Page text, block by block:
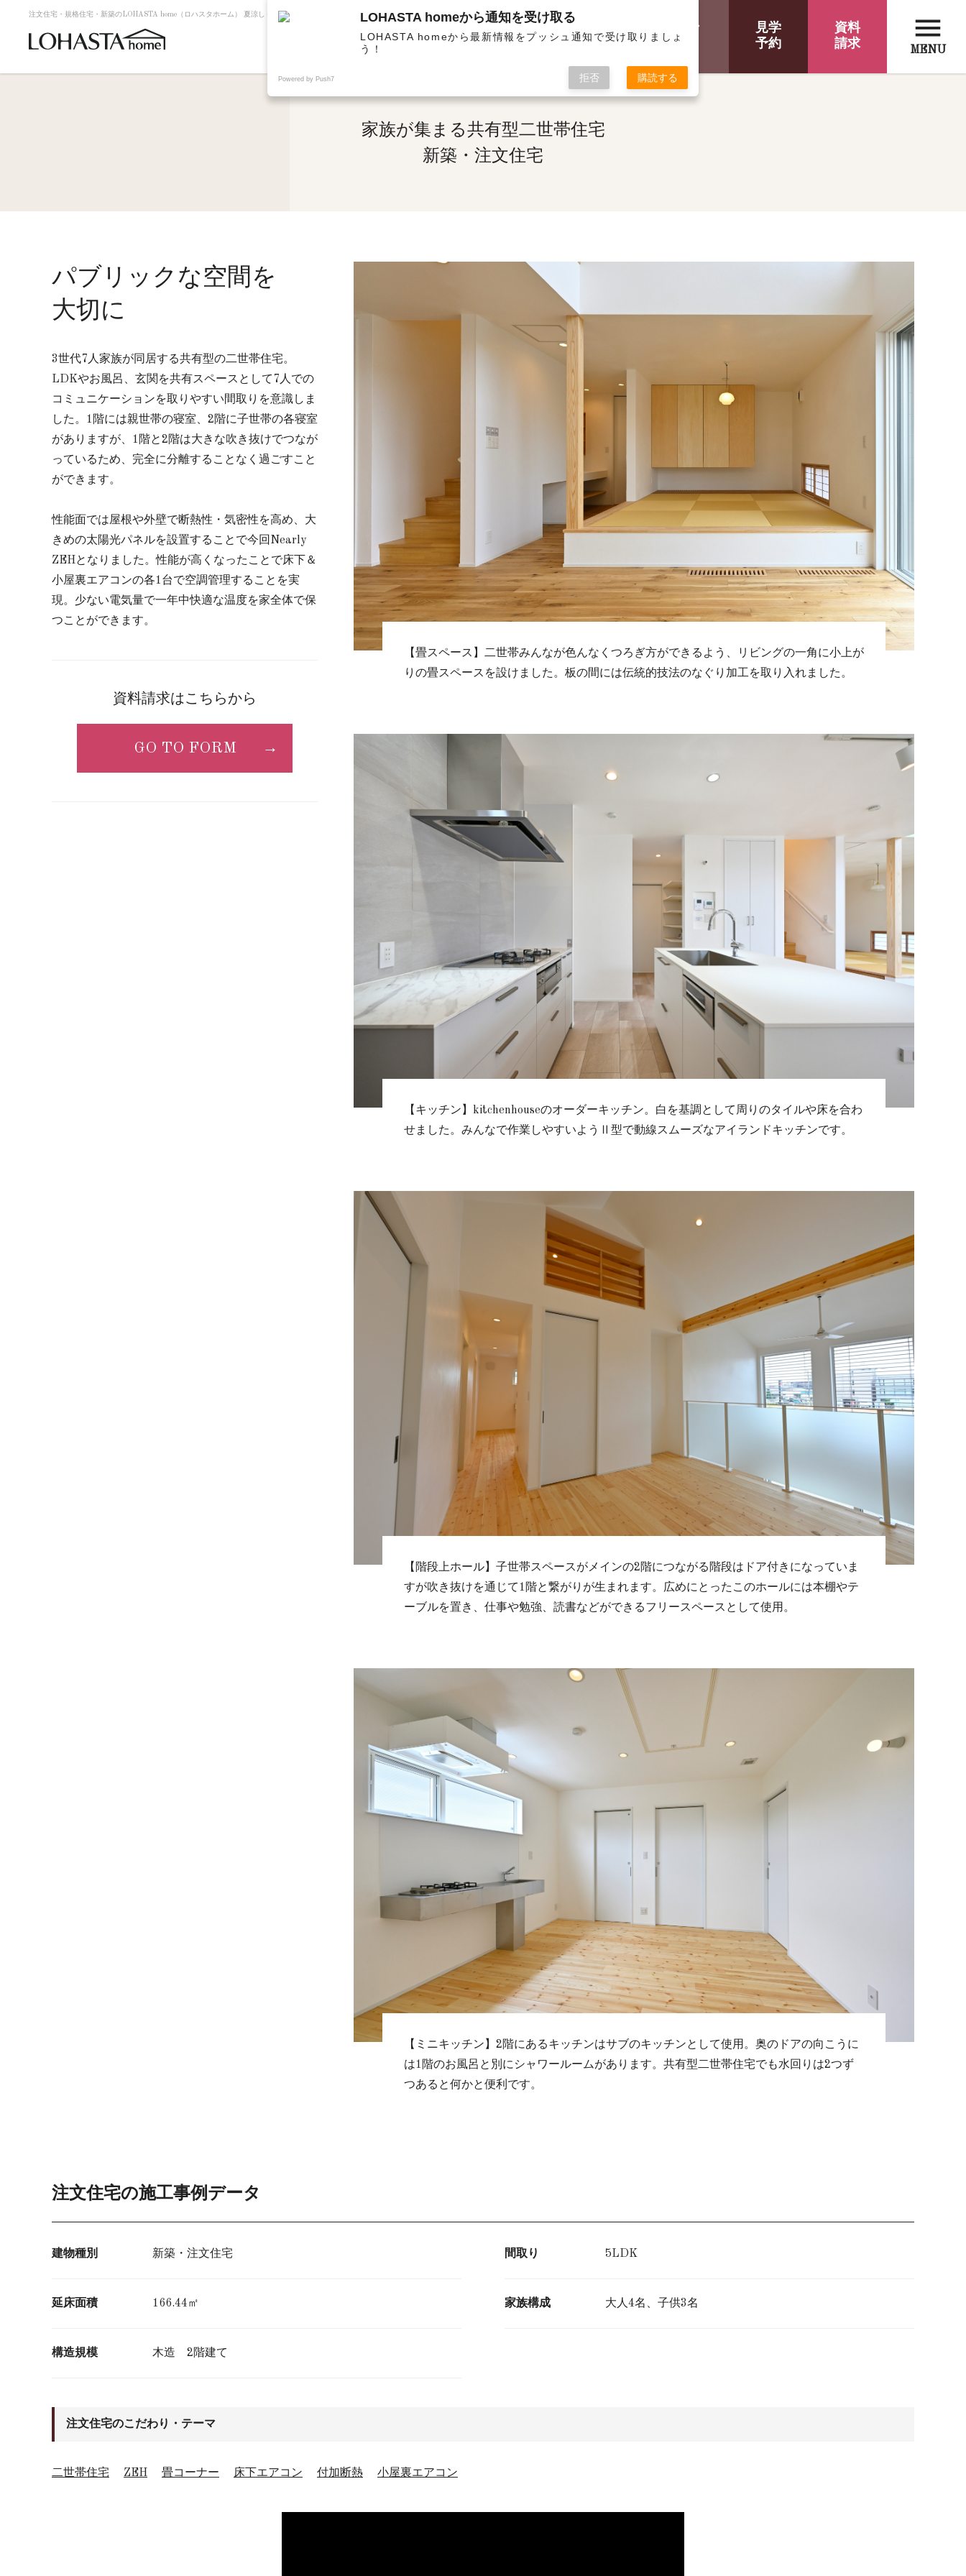
注文住宅・規格住宅・新築のLOHASTA home（ロハスタホーム） 夏涼しく冬暖かい高断熱・高気密の高性能住宅 | 家族が集まる共有型二世帯住宅
オンライン
相談
見学
予約
資料
請求
menu
MENU
家族が集まる共有型二世帯住宅
新築・注文住宅
パブリックな空間を
大切に
3世代7人家族が同居する共有型の二世帯住宅。
LDKやお風呂、玄関を共有スペースとして7人での
コミュニケーションを取りやすい間取りを意識しま
した。1階には親世帯の寝室、2階に子世帯の各寝室
がありますが、1階と2階は大きな吹き抜けでつなが
っているため、完全に分離することなく過ごすこと
ができます。
性能面では屋根や外壁で断熱性・気密性を高め、大
きめの太陽光パネルを設置することで今回Nearly
ZEHとなりました。性能が高くなったことで床下＆
小屋裏エアコンの各1台で空調管理することを実
現。少ない電気量で一年中快適な温度を家全体で保
つことができます。
資料請求はこちらから
GO TO FORM →
【畳スペース】二世帯みんなが色んなくつろぎ方ができるよう、リビングの一角に小上が
りの畳スペースを設けました。板の間には伝統的技法のなぐり加工を取り入れました。
【キッチン】kitchenhouseのオーダーキッチン。白を基調として周りのタイルや床を合わ
せました。みんなで作業しやすいようⅡ型で動線スムーズなアイランドキッチンです。
【階段上ホール】子世帯スペースがメインの2階につながる階段はドア付きになっていま
すが吹き抜けを通じて1階と繋がりが生まれます。広めにとったこのホールには本棚やテ
ーブルを置き、仕事や勉強、読書などができるフリースペースとして使用。
【ミニキッチン】2階にあるキッチンはサブのキッチンとして使用。奥のドアの向こうに
は1階のお風呂と別にシャワールームがあります。共有型二世帯住宅でも水回りは2つず
つあると何かと便利です。
注文住宅の施工事例データ
建物種別 新築・注文住宅
延床面積 166.44㎡
構造規模 木造 2階建て
間取り 5LDK
家族構成 大人4名、子供3名
注文住宅のこだわり・テーマ
二世帯住宅 ZEH 畳コーナー 床下エアコン 付加断熱 小屋裏エアコン
LOHASTA homeから通知を受け取る
LOHASTA homeから最新情報をプッシュ通知で受け取りましょ
う！
Powered by Push7 拒否 購読する